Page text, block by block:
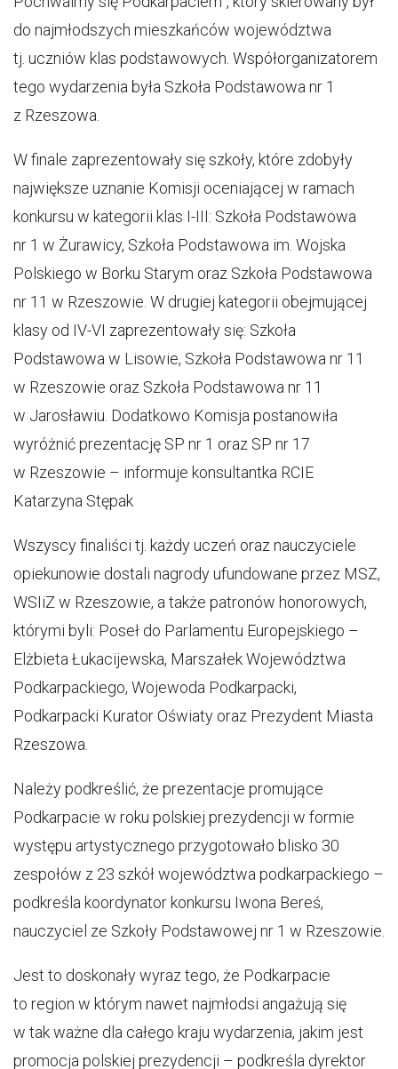
do najmłodszych mieszkańców województwa
tj. uczniów klas podstawowych. Współorganizatorem
tego wydarzenia była Szkoła Podstawowa nr 1
z Rzeszowa.
W finale zaprezentowały się szkoły, które zdobyły
największe uznanie Komisji oceniającej w ramach
konkursu w kategorii klas I-III: Szkoła Podstawowa
nr 1 w Żurawicy, Szkoła Podstawowa im. Wojska
Polskiego w Borku Starym oraz Szkoła Podstawowa
nr 11 w Rzeszowie. W drugiej kategorii obejmującej
klasy od IV-VI zaprezentowały się: Szkoła
Podstawowa w Lisowie, Szkoła Podstawowa nr 11
w Rzeszowie oraz Szkoła Podstawowa nr 11
w Jarosławiu. Dodatkowo Komisja postanowiła
wyróżnić prezentację SP nr 1 oraz SP nr 17
w Rzeszowie – informuje konsultantka RCIE
Katarzyna Stępak
Wszyscy finaliści tj. każdy uczeń oraz nauczyciele
opiekunowie dostali nagrody ufundowane przez MSZ,
WSIiZ w Rzeszowie, a także patronów honorowych,
którymi byli: Poseł do Parlamentu Europejskiego –
Elżbieta Łukacijewska, Marszałek Województwa
Podkarpackiego, Wojewoda Podkarpacki,
Podkarpacki Kurator Oświaty oraz Prezydent Miasta
Rzeszowa.
Należy podkreślić, że prezentacje promujące
Podkarpacie w roku polskiej prezydencji w formie
występu artystycznego przygotowało blisko 30
zespołów z 23 szkół województwa podkarpackiego –
podkreśla koordynator konkursu Iwona Bereś,
nauczyciel ze Szkoły Podstawowej nr 1 w Rzeszowie.
Jest to doskonały wyraz tego, że Podkarpacie
to region w którym nawet najmłodsi angażują się
w tak ważne dla całego kraju wydarzenia, jakim jest
promocja polskiej prezydencji – podkreśla dyrektor